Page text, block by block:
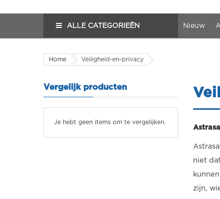
ALLE CATEGORIEËN Nieuw
Home Veiligheid-en-privacy
niet
zijn,
Vergelijk producten
Je hebt geen items om te vergelijken.